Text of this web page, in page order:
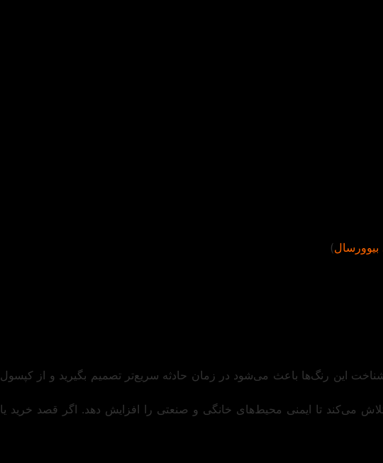
)
این رنگ‌ها باعث می‌شود در زمان حادثه سریع‌تر تصمیم بگیرید و از کپسول
می‌کند تا ایمنی محیط‌های خانگی و صنعتی را افزایش دهد. اگر قصد خرید یا